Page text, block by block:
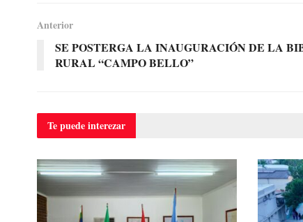
Anterior
SE POSTERGA LA INAUGURACIÓN DE LA
RURAL “CAMPO BELLO”
Te puedeinterezar